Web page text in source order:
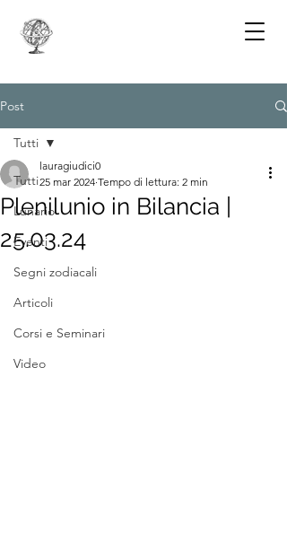
Post
Tutti
Lunario
Eventi
Segni zodiacali
Articoli
Corsi e Seminari
Video
Tutti
Plenilunio in Bilancia |
25.03.24
lauragiudici0
25 mar 2024 Tempo di lettura: 2 min